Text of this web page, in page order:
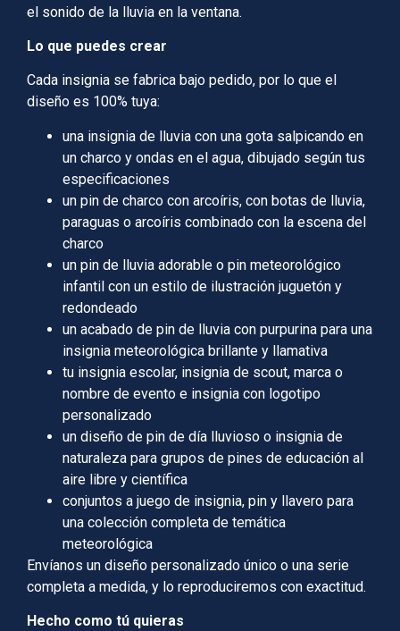
el sonido de la lluvia en la ventana.
Lo que puedes crear
Cada insignia se fabrica bajo pedido, por lo que el
diseño es 100% tuya:
una insignia de lluvia con una gota salpicando en
un charco y ondas en el agua, dibujado según tus
especificaciones
un pin de charco con arcoíris, con botas de lluvia,
paraguas o arcoíris combinado con la escena del
charco
un pin de lluvia adorable o pin meteorológico
infantil con un estilo de ilustración juguetón y
redondeado
un acabado de pin de lluvia con purpurina para una
insignia meteorológica brillante y llamativa
tu insignia escolar, insignia de scout, marca o
nombre de evento e insignia con logotipo
personalizado
un diseño de pin de día lluvioso o insignia de
naturaleza para grupos de pines de educación al
aire libre y científica
conjuntos a juego de insignia, pin y llavero para
una colección completa de temática
meteorológica
Envíanos un diseño personalizado único o una serie
completa a medida, y lo reproduciremos con exactitud.
Hecho como tú quieras